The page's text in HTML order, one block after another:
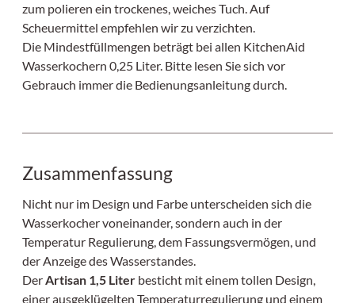
zum polieren ein trockenes, weiches Tuch. Auf
Scheuermittel empfehlen wir zu verzichten.
Die Mindestfüllmengen beträgt bei allen KitchenAid
Wasserkochern 0,25 Liter. Bitte lesen Sie sich vor
Gebrauch immer die Bedienungsanleitung durch.
Zusammenfassung
Nicht nur im Design und Farbe unterscheiden sich die
Wasserkocher voneinander, sondern auch in der
Temperatur Regulierung, dem Fassungsvermögen, und
der Anzeige des Wasserstandes.
DerArtisan 1,5 Liter besticht mit einem tollen Design,
einer ausgeklügelten Temperaturregulierung und einem